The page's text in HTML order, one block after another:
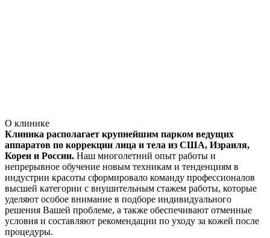
О клинике
Клиника располагает крупнейшим парком ведущих
аппаратов по коррекции лица и тела из США, Израиля,
Кореи и России. Наш многолетний опыт работы и
непрерывное обучение новым техникам и тенденциям в
индустрии красоты сформировало команду профессионалов
высшей категории с внушительным стажем работы, которые
уделяют особое внимание в подборе индивидуального
решения Вашей проблеме, а также обеспечивают отменные
условия и составляют рекомендации по уходу за кожей после
процедуры.